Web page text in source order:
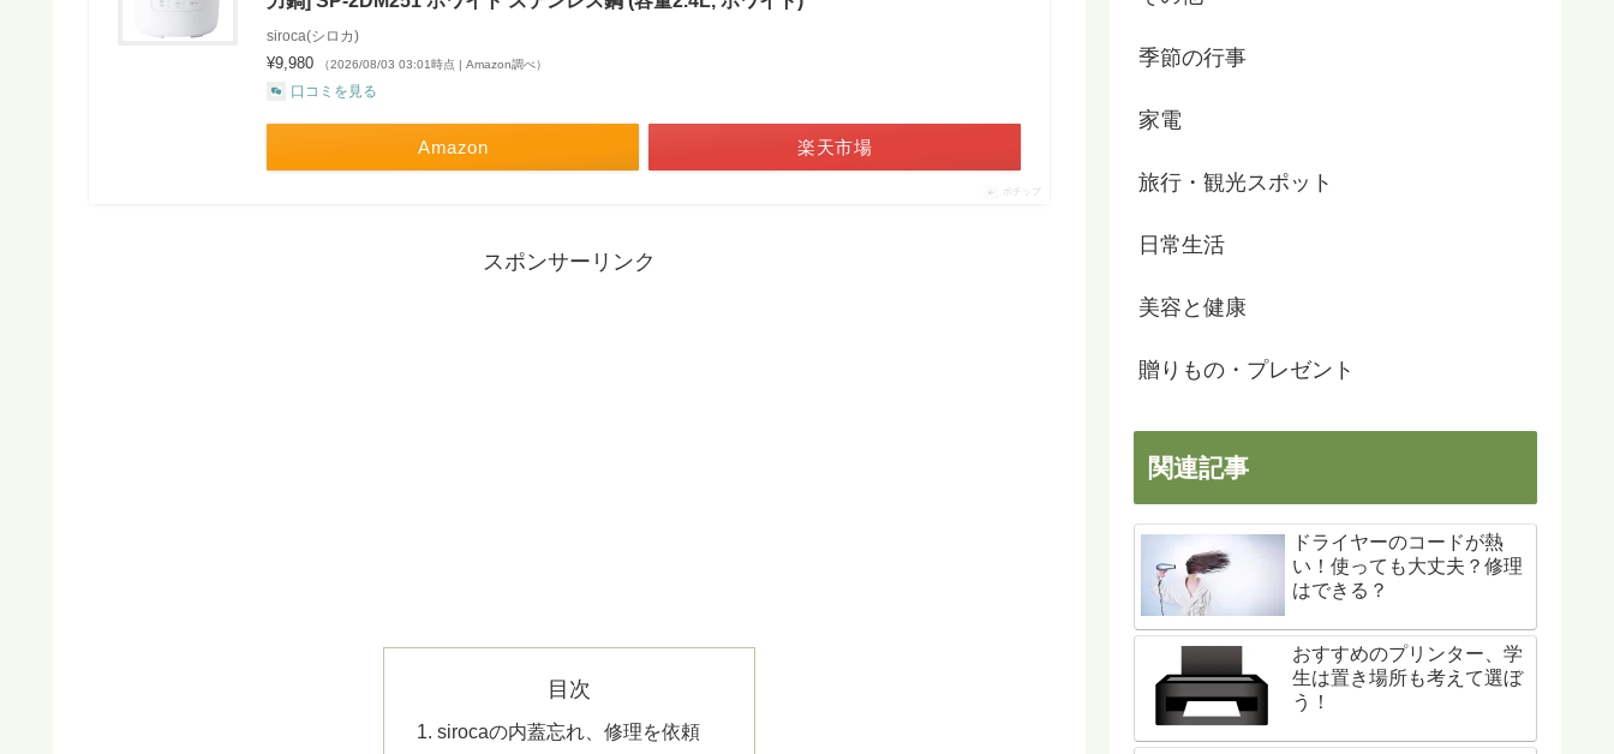
siroca(シロカ)
¥9,980 （2026/08/03 03:01時点 | Amazon調べ）
口コミを見る
Amazon 楽天市場
ポチップ
スポンサーリンク
目次
sirocaの内蓋忘れ、修理を依頼
季節の行事
家電
旅行・観光スポット
日常生活
美容と健康
贈りもの・プレゼント
関連記事
ドライヤーのコードが熱
い！使っても大丈夫？修理
はできる？
おすすめのプリンター、学
生は置き場所も考えて選ぼ
う！